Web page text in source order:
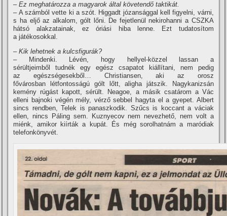
– Ez meghatározza a magyarok által követendő taktikát.
– A számból vette ki a szót. Higgadt józansággal kell figyelni, várni,
s ha eljő az alkalom, gólt lőni. De fejetlenül nekirohanni a CSZKA
hátsó alakzatainak, ez óriási hiba lenne. Ezt tudatosí­tom
a játékosokkal.
– Kik lehetnek a kulcsfigurák?
– Mindenki. Lévén, hogy hellyel-közzel lassan a
sérültjeimből tudnék egy egész csapatot kiállí­tani, nem pedig
az egészségesekből… Christiansen, aki az orosz
fővárosban létfontosságú gólt lőtt, aligha játszik. Nagykanizsán
kemény rúgást kapott, sérült. Neagoe, a másik csatárom a Vác
elleni bajnoki végén mély, vérző sebbel hagyta el a gyepet. Albert
sincs rendben, Telek is panaszkodik. Szűcs is koccant a váciak
ellen, nincs Páling sem. Kuznyecov nem nevezhető, nem volt a
miénk, amikor kií­rták a kupát. És még sorolhatnám a maródiak
telefonkönyvét.